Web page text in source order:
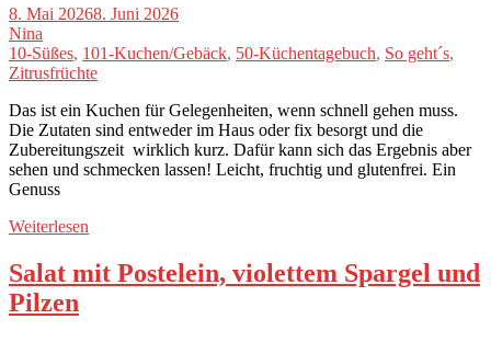
8. Mai 20268. Juni 2026
Nina
10-Süßes, 101-Kuchen/Gebäck, 50-Küchentagebuch, So geht´s,
Zitrusfrüchte
Das ist ein Kuchen für Gelegenheiten, wenn schnell gehen muss.
Die Zutaten sind entweder im Haus oder fix besorgt und die
Zubereitungszeit wirklich kurz. Dafür kann sich das Ergebnis aber
sehen und schmecken lassen! Leicht, fruchtig und glutenfrei. Ein
Genuss
Weiterlesen
Salat mit Postelein, violettem Spargel und
Pilzen